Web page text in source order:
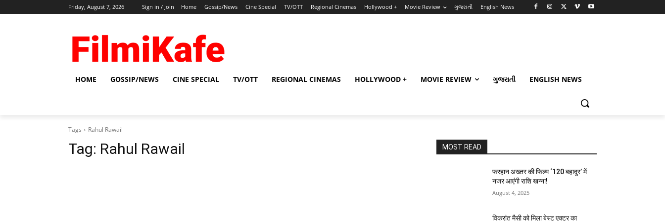
Friday, August 7, 2026 Sign in / Join Home Gossip/News Cine Special TV/OTT Regional Cinemas Hollywood + Movie Review ગુજરાતી English News
HOME GOSSIP/NEWS CINE SPECIAL TV/OTT REGIONAL CINEMAS HOLLYWOOD + MOVIE REVIEW ગુજરાતી ENGLISH NEWS
Tags Rahul Rawail
Tag: Rahul Rawail MOST READ
फरहान अख्तर की फिल्म ‘120 बहादुर’ में
नजर आएंगी राशि खन्ना!
August 4, 2025
विक्रांत मैसी को मिला बेस्ट एक्टर का